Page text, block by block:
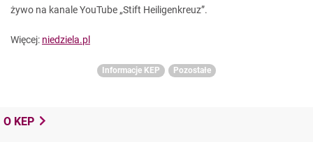
żywo na kanale YouTube „Stift Heiligenkreuz”.
Więcej: niedziela.pl
Informacje KEP Pozostałe
O KEP